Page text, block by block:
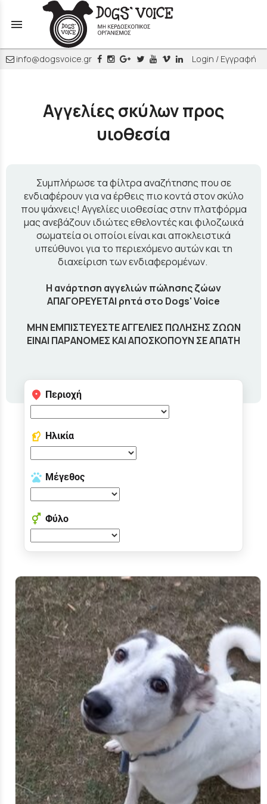
menu
info@dogsvoice.gr Login / Εγγραφή
Αγγελίες σκύλων προς
υιοθεσία
Συμπλήρωσε τα φίλτρα αναζήτησης που σε
ενδιαφέρουν για να έρθεις πιο κοντά στον σκύλο
που ψάχνεις! Αγγελίες υιοθεσίας στην πλατφόρμα
μας ανεβάζουν ιδιώτες εθελοντές και φιλοζωικά
σωματεία οι οποίοι είναι και αποκλειστικά
υπεύθυνοι για το περιεχόμενο αυτών και τη
διαχείριση των ενδιαφερομένων.
Η ανάρτηση αγγελιών πώλησης ζώων
ΑΠΑΓΟΡΕΥΕΤΑΙ ρητά στο Dogs' Voice
ΜΗΝ ΕΜΠΙΣΤΕΥΕΣΤΕ ΑΓΓΕΛΙΕΣ ΠΩΛΗΣΗΣ ΖΩΩΝ
ΕΙΝΑΙ ΠΑΡΑΝΟΜΕΣ ΚΑΙ ΑΠΟΣΚΟΠΟΥΝ ΣΕ ΑΠΑΤΗ
Περιοχή
Ηλικία
Μέγεθος
Φύλο